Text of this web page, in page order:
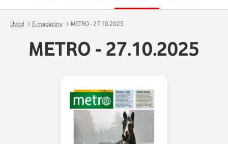
Úvod E-magazíny METRO - 27.10.2025
METRO - 27.10.2025